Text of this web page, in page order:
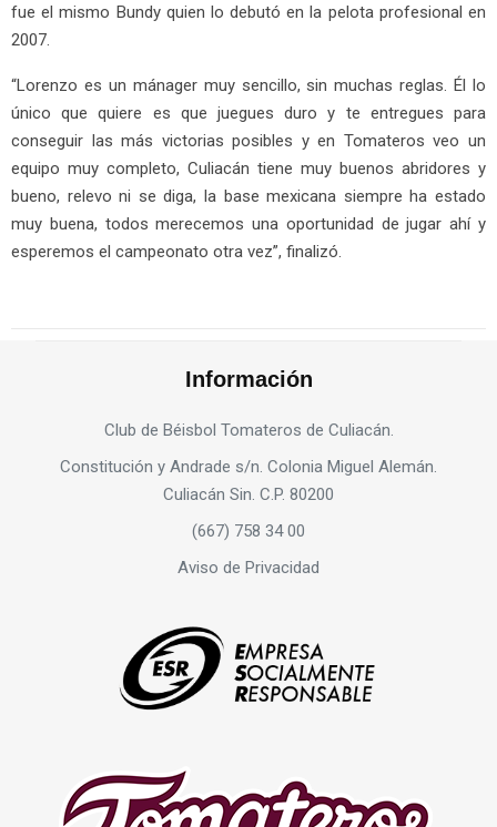
fue el mismo Bundy quien lo debutó en la pelota profesional en
2007.
“Lorenzo es un mánager muy sencillo, sin muchas reglas. Él lo
único que quiere es que juegues duro y te entregues para
conseguir las más victorias posibles y en Tomateros veo un
equipo muy completo, Culiacán tiene muy buenos abridores y
bueno, relevo ni se diga, la base mexicana siempre ha estado
muy buena, todos merecemos una oportunidad de jugar ahí y
esperemos el campeonato otra vez”, finalizó.
Información
Club de Béisbol Tomateros de Culiacán.
Constitución y Andrade s/n. Colonia Miguel Alemán.
Culiacán Sin. C.P. 80200
(667) 758 34 00
Aviso de Privacidad